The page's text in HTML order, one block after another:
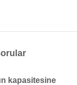
kapasitesine